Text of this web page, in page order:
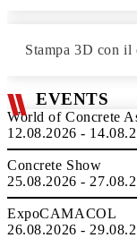
Stampa 3D con il
EVENTS
World of Concrete
12.08.2026 -
Concrete Show
25.08.2026 -
ExpoCAMACOL
26.08.2026 -